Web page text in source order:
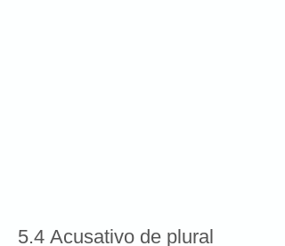
5.4 Acusativo de plural